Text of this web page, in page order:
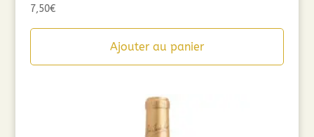
7,50€
Ajouter au panier